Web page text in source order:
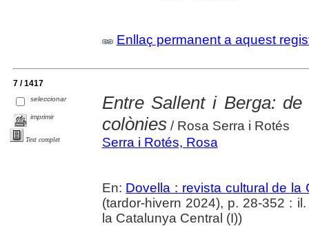
Enllaç permanent a aquest
7 / 1417
seleccionar
imprimir
Text complet
Entre Sallent i Berga:
colònies/ Rosa Serra i Rotés
Serra i Rotés, Rosa
En: Dovella : revista cultural de la
(tardor-hivern 2024), p. 28-352 : il.
la Catalunya Central (I))